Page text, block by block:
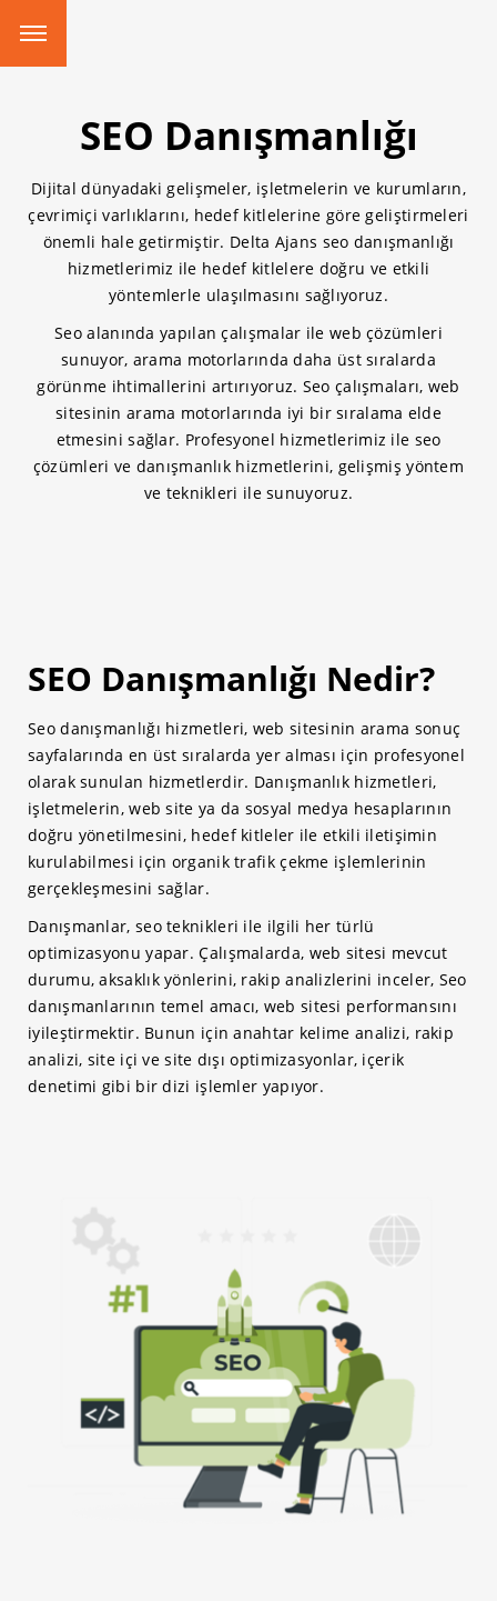
SEO Danışmanlığı
Dijital dünyadaki gelişmeler, işletmelerin ve kurumların,
çevrimiçi varlıklarını, hedef kitlelerine göre geliştirmeleri
önemli hale getirmiştir. Delta Ajans seo danışmanlığı
hizmetlerimiz ile hedef kitlelere doğru ve etkili
yöntemlerle ulaşılmasını sağlıyoruz.
Seo alanında yapılan çalışmalar ile web çözümleri
sunuyor, arama motorlarında daha üst sıralarda
görünme ihtimallerini artırıyoruz. Seo çalışmaları, web
sitesinin arama motorlarında iyi bir sıralama elde
etmesini sağlar. Profesyonel hizmetlerimiz ile seo
çözümleri ve danışmanlık hizmetlerini, gelişmiş yöntem
ve teknikleri ile sunuyoruz.
SEO Danışmanlığı Nedir?
Seo danışmanlığı hizmetleri, web sitesinin arama sonuç
sayfalarında en üst sıralarda yer alması için profesyonel
olarak sunulan hizmetlerdir. Danışmanlık hizmetleri,
işletmelerin, web site ya da sosyal medya hesaplarının
doğru yönetilmesini, hedef kitleler ile etkili iletişimin
kurulabilmesi için organik trafik çekme işlemlerinin
gerçekleşmesini sağlar.
Danışmanlar, seo teknikleri ile ilgili her türlü
optimizasyonu yapar. Çalışmalarda, web sitesi mevcut
durumu, aksaklık yönlerini, rakip analizlerini inceler, Seo
danışmanlarının temel amacı, web sitesi performansını
iyileştirmektir. Bunun için anahtar kelime analizi, rakip
analizi, site içi ve site dışı optimizasyonlar, içerik
denetimi gibi bir dizi işlemler yapıyor.